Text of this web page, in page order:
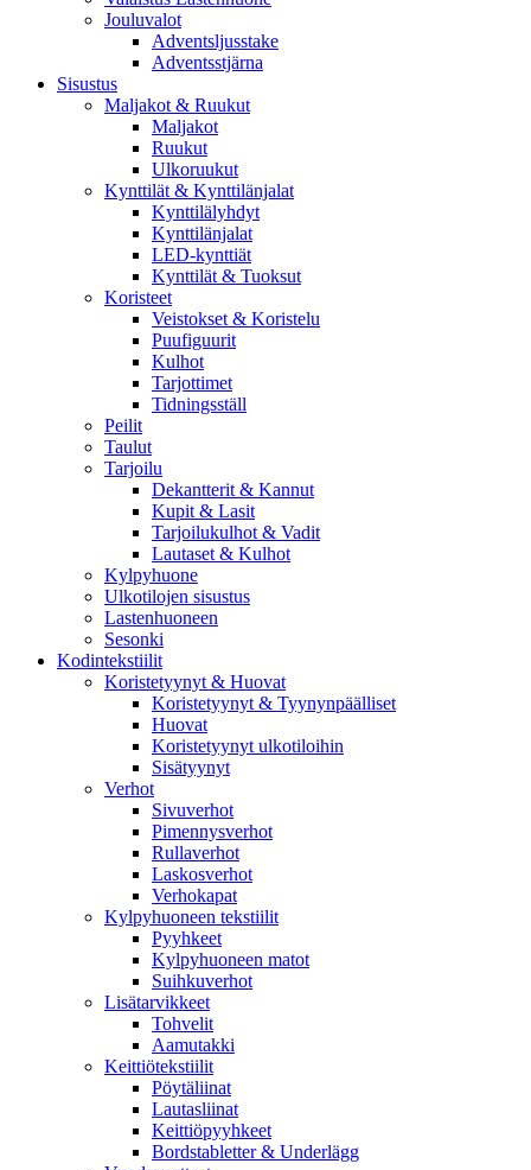
Jouluvalot
Adventsljusstake
Adventsstjärna
Sisustus
Maljakot & Ruukut
Maljakot
Ruukut
Ulkoruukut
Kynttilät & Kynttilänjalat
Kynttilälyhdyt
Kynttilänjalat
LED-kynttiät
Kynttilät & Tuoksut
Koristeet
Veistokset & Koristelu
Puufiguurit
Kulhot
Tarjottimet
Tidningsställ
Peilit
Taulut
Tarjoilu
Dekantterit & Kannut
Kupit & Lasit
Tarjoilukulhot & Vadit
Lautaset & Kulhot
Kylpyhuone
Ulkotilojen sisustus
Lastenhuoneen
Sesonki
Kodintekstiilit
Koristetyynyt & Huovat
Koristetyynyt & Tyynynpäälliset
Huovat
Koristetyynyt ulkotiloihin
Sisätyynyt
Verhot
Sivuverhot
Pimennysverhot
Rullaverhot
Laskosverhot
Verhokapat
Kylpyhuoneen tekstiilit
Pyyhkeet
Kylpyhuoneen matot
Suihkuverhot
Lisätarvikkeet
Tohvelit
Aamutakki
Keittiötekstiilit
Pöytäliinat
Lautasliinat
Keittiöpyyhkeet
Bordstabletter & Underlägg